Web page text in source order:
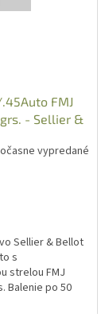
FMJ
- Sellier &
vypredané
Sellier & Bellot
s
strelou FMJ
Balenie po 50